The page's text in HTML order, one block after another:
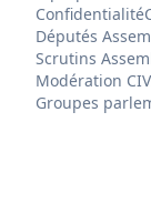
Confidentialité
Députés
Scrutins
Modération
Groupes